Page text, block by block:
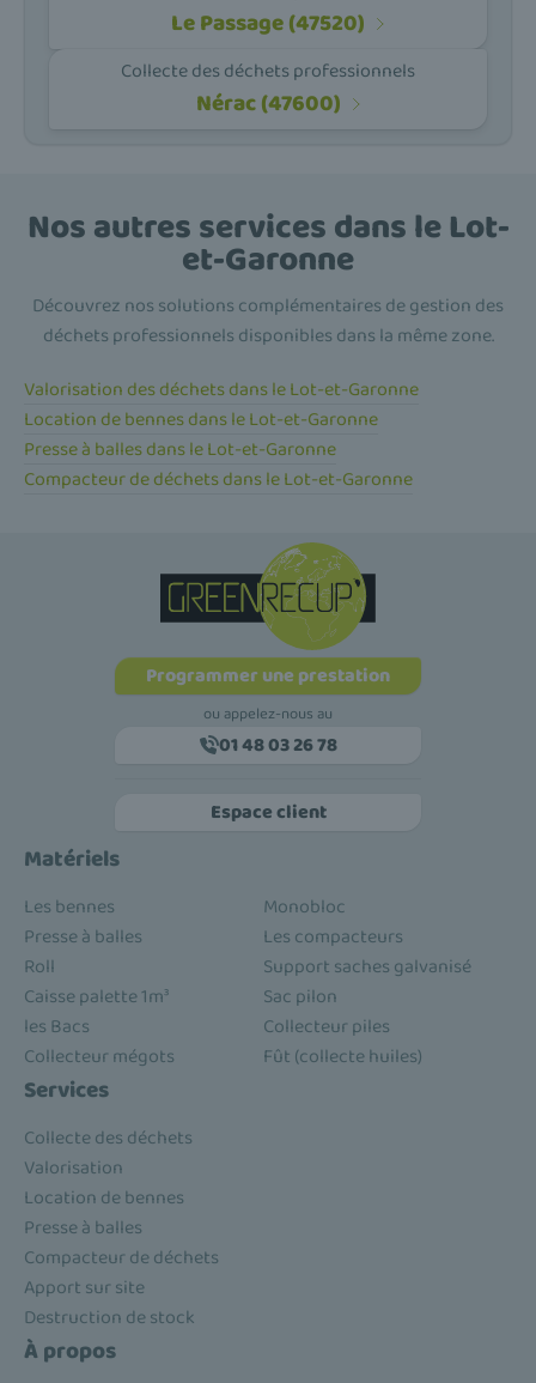
Le Passage (47520)
Collecte des déchets professionnels
Nérac (47600)
Nos autres services dans le Lot-
et-Garonne
Découvrez nos solutions complémentaires de gestion des
déchets professionnels disponibles dans la même zone.
Valorisation des déchets dans le Lot-et-Garonne
Location de bennes dans le Lot-et-Garonne
Presse à balles dans le Lot-et-Garonne
Compacteur de déchets dans le Lot-et-Garonne
Programmer une prestation
ou appelez-nous au
01 48 03 26 78
Espace client
Matériels
Les bennes
Monobloc
Presse à balles
Les compacteurs
Roll
Support saches galvanisé
Caisse palette 1m³
Sac pilon
les Bacs
Collecteur piles
Collecteur mégots
Fût (collecte huiles)
Services
Collecte des déchets
Valorisation
Location de bennes
Presse à balles
Compacteur de déchets
Apport sur site
Destruction de stock
À propos